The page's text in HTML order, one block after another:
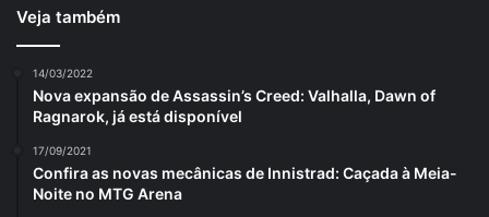
Veja também
14/03/2022
Nova expansão de Assassin’s Creed: Valhalla, Dawn of
Ragnarok, já está disponível
17/09/2021
Confira as novas mecânicas de Innistrad: Caçada à Meia-
Noite no MTG Arena